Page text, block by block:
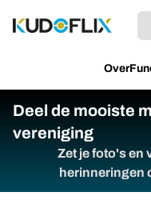
Over
Deel de mooiste
vereniging
Zet je foto's en
herinneringen